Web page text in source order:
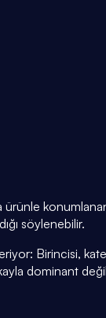
konumlanan
söylenebilir.
Birincisi,
dominant